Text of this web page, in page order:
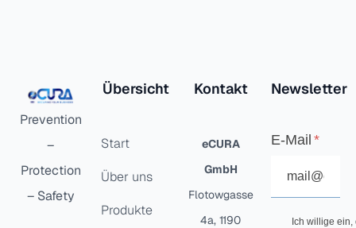
Prevention
–
Protection
– Safety
Übersicht
Start
Über uns
Produkte
Kontakt
eCURA
GmbH
Flotowgasse
4a, 1190
Newsletter
E-Mail
Ich willige ein,